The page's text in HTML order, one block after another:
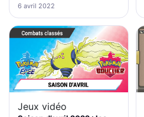
6 avril 2022
Jeux vidéo